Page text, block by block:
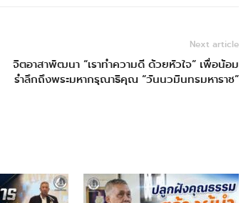
Next article
จิตอาสาพัฒนา “เราทำความดี ด้วยหัวใจ” เพื่อน้อม
รำลึกถึงพระมหากรุณาธิคุณ “วันนวมินทรมหาราช”